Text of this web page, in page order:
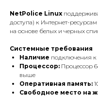
NetPolice Linux
доступа) к Интернет-
на основе белых и черных
Системные требования
Наличие подключения к
Процессор: Процессор
выше
Оперативная память:
Свободное место на